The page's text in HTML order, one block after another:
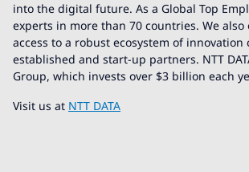
into the digital future. As a Global Top
experts in more than 70 countries. We also
access to a robust ecosystem of innovation
established and start-up partners. NTT
Group, which invests over $3 billion each
Visit us at NTT DATA